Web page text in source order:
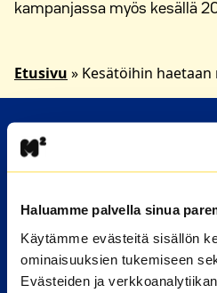
Haluamme palvella sinua
Käytämme evästeitä sisällön
ominaisuuksien tukemiseen
Evästeiden ja
kampanjassa myös kesällä
Etusivu » Kesätöihin haetaan
HAKIJALLE
Miten haen asuntoa